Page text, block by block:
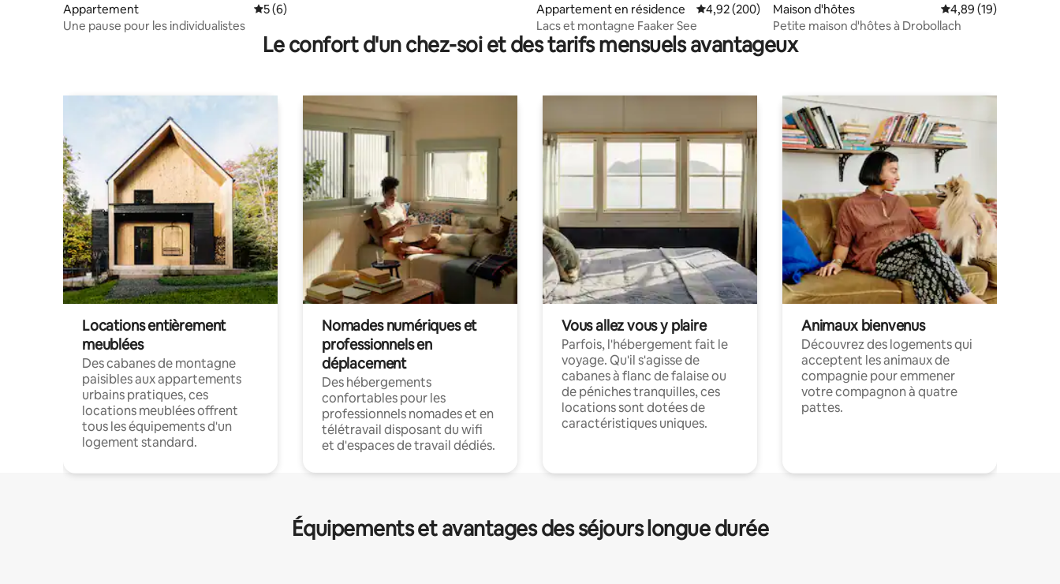
Appartement Évaluation moyenne sur la base de 6 commentaires : 5 sur 5
5 (6)
Une pause pour les individualistes
Appartement en résidence Évaluation moyenne sur la base de 200 commentaires : 4,92 sur 5
4,92 (200)
Lacs et montagne Faaker See
Maison d'hôtes Évaluation moyenne
4,89 (19)
Petite maison d'hôtes à Drobollach
Le confort d'un chez-soi et des tarifs mensuels avantageux
Locations entièrement
meublées
Des cabanes de montagne
paisibles aux appartements
urbains pratiques, ces
locations meublées offrent
tous les équipements d'un
logement standard.
Nomades numériques et
professionnels en
déplacement
Des hébergements
confortables pour les
professionnels nomades et en
télétravail disposant du wifi
et d'espaces de travail dédiés.
Vous allez vous y plaire
Parfois, l'hébergement fait le
voyage. Qu'il s'agisse de
cabanes à flanc de falaise ou
de péniches tranquilles, ces
locations sont dotées de
caractéristiques uniques.
Animaux bienvenus
Découvrez des logements qui
acceptent les animaux de
compagnie pour emmener
votre compagnon à quatre
pattes.
Équipements et avantages des séjours longue durée